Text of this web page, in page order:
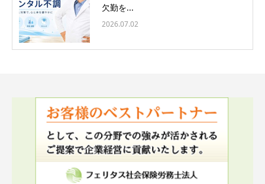
欠勤を...
2026.07.02